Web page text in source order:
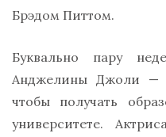
Брэдом Питтом.
Буквально пару
Анджелины Джоли —
чтобы получать
университете.